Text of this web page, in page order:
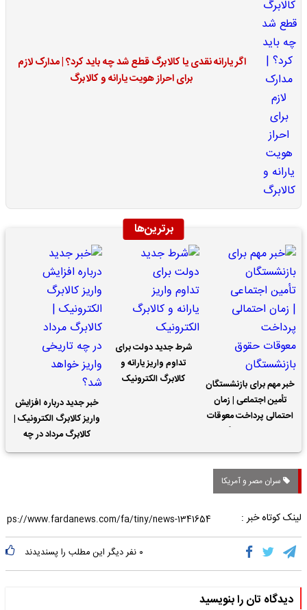
اگر یارانه نقدی یا کالابرگ قطع شد چه باید کرد؟ | مدارک لازم
برای احراز هویت یارانه و کالابرگ
برترین‌ها
خبر مهم برای بازنشستگان
تأمین اجتماعی | زمان
احتمالی پرداخت معوقات
شرط جدید دولت برای
تداوم واریز یارانه و
کالابرگ الکترونیک
خبر جدید درباره افزایش
واریز کالابرگ الکترونیک |
کالابرگ مرداد در چه
تاریخی واریز خواهد شد؟
سران مصر و آمریکا
لینک کوتاه خبر :
۰ نفر دیگر این مطلب را پسندیدند
دیدگاه تان را بنویسید